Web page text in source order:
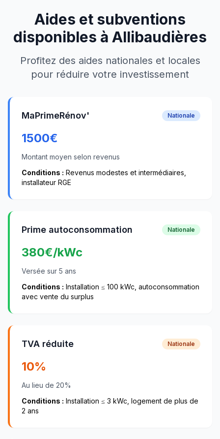
Aides et subventions
disponibles à Allibaudières
Profitez des aides nationales et locales
pour réduire votre investissement
MaPrimeRénov' Nationale
1500€
Montant moyen selon revenus
Conditions : Revenus modestes et intermédiaires,
installateur RGE
Prime autoconsommation Nationale
380€/kWc
Versée sur 5 ans
Conditions : Installation ≤ 100 kWc, autoconsommation
avec vente du surplus
TVA réduite Nationale
10%
Au lieu de 20%
Conditions : Installation ≤ 3 kWc, logement de plus de
2 ans